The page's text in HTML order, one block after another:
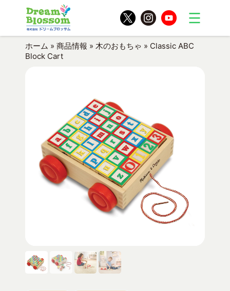
ホーム » 商品情報 » 木のおもちゃ » Classic ABC
Block Cart